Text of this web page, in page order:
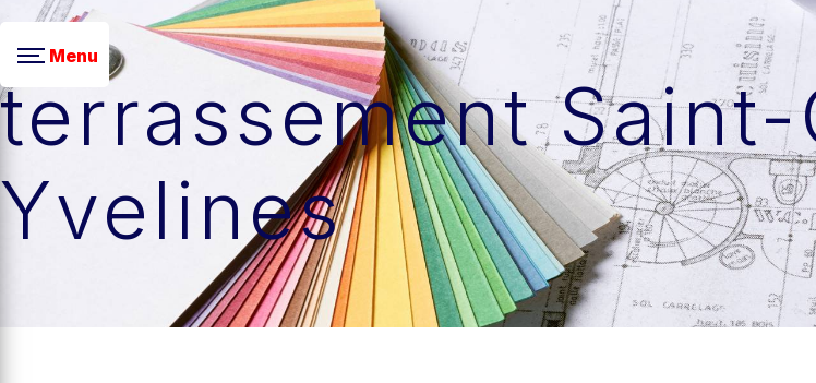
Menu
terrassement
Yvelines
Panneau de gestion des cookies